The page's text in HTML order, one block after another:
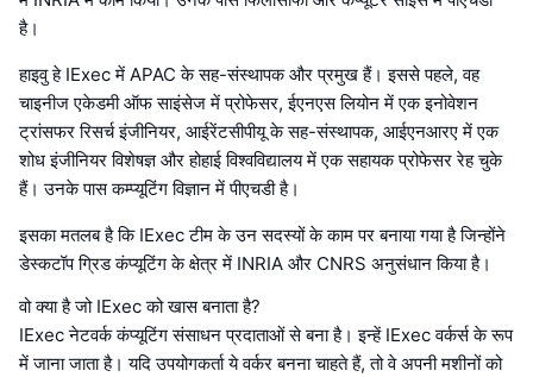
है।
हाइवु हे IExec में APAC के सह-संस्थापक और प्रमुख हैं। इससे पहले, वह
चाइनीज एकेडमी ऑफ साइंसेज में प्रोफेसर, ईएनएस लियोन में एक इनोवेशन
ट्रांसफर रिसर्च इंजीनियर, आईरेंटसीपीयू के सह-संस्थापक, आईएनआरए में एक
शोध इंजीनियर विशेषज्ञ और होहाई विश्वविद्यालय में एक सहायक प्रोफेसर रेह चुके
हैं। उनके पास कम्प्यूटिंग विज्ञान में पीएचडी है।
इसका मतलब है कि IExec टीम के उन सदस्यों के काम पर बनाया गया है जिन्होंने
डेस्कटॉप ग्रिड कंप्यूटिंग के क्षेत्र में INRIA और CNRS अनुसंधान किया है।
वो क्या है जो IExec को खास बनाता है?
IExec नेटवर्क कंप्यूटिंग संसाधन प्रदाताओं से बना है। इन्हें IExec वर्कर्स के रूप
में जाना जाता है। यदि उपयोगकर्ता ये वर्कर बनना चाहते हैं, तो वे अपनी मशीनों को